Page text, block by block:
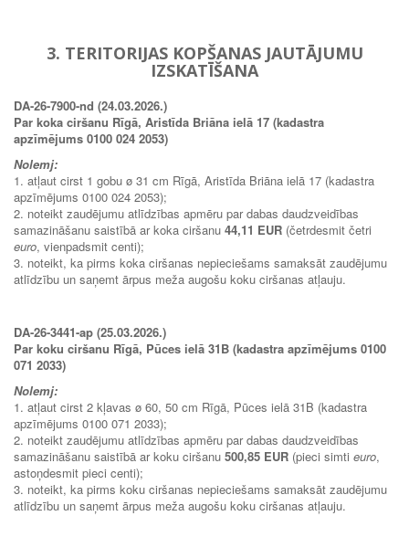
3. TERITORIJAS KOPŠANAS JAUTĀJUMU
IZSKATĪŠANA
DA-26-7900-nd (24.03.2026.)
Par koka ciršanu Rīgā, Aristīda Briāna ielā 17 (kadastra
apzīmējums 0100 024 2053)
Nolemj:
1. atļaut cirst 1 gobu ø 31 cm Rīgā, Aristīda Briāna ielā 17 (kadastra
apzīmējums 0100 024 2053);
2. noteikt zaudējumu atlīdzības apmēru par dabas daudzveidības
samazināšanu saistībā ar koka ciršanu 44,11 EUR (četrdesmit četri
euro, vienpadsmit centi);
3. noteikt, ka pirms koka ciršanas nepieciešams samaksāt zaudējumu
atlīdzību un saņemt ārpus meža augošu koku ciršanas atļauju.
DA-26-3441-ap (25.03.2026.)
Par koku ciršanu Rīgā, Pūces ielā 31B (kadastra apzīmējums 0100
071 2033)
Nolemj:
1. atļaut cirst 2 kļavas ø 60, 50 cm Rīgā, Pūces ielā 31B (kadastra
apzīmējums 0100 071 2033);
2. noteikt zaudējumu atlīdzības apmēru par dabas daudzveidības
samazināšanu saistībā ar koku ciršanu 500,85 EUR (pieci simti euro,
astoņdesmit pieci centi);
3. noteikt, ka pirms koku ciršanas nepieciešams samaksāt zaudējumu
atlīdzību un saņemt ārpus meža augošu koku ciršanas atļauju.